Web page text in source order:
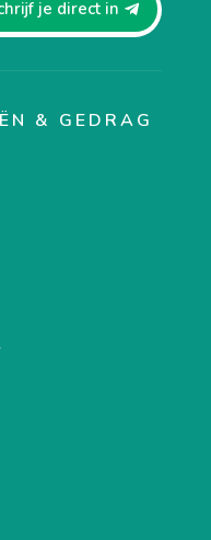
je direct in
& GEDRAG